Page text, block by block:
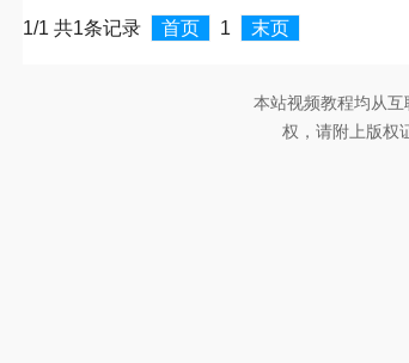
1/1 共1条记录 首页 1 末页
本站视频教程均从
权，请附上版权